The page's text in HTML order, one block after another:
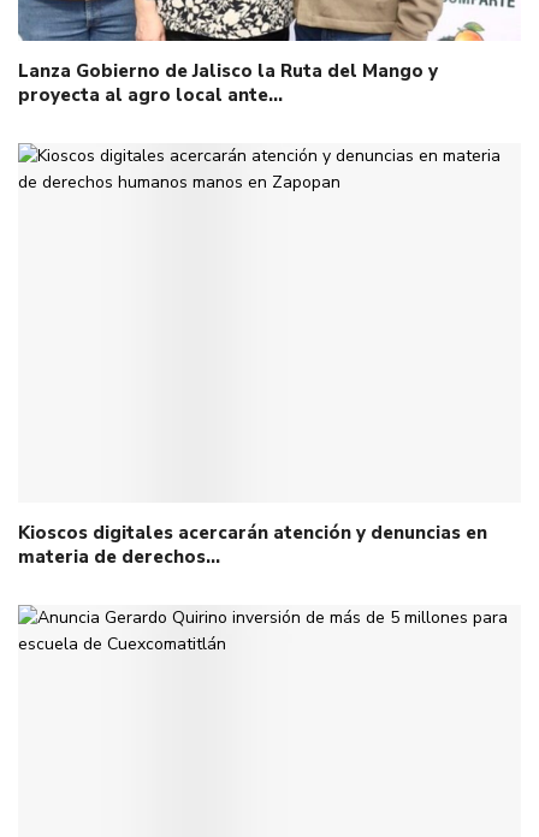
Lanza Gobierno de Jalisco la Ruta del Mango y
proyecta al agro local ante…
Kioscos digitales acercarán atención y denuncias en
materia de derechos…